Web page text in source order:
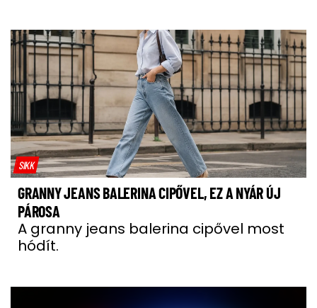
SIKK
GRANNY JEANS BALERINA CIPŐVEL, EZ A NYÁR ÚJ
PÁROSA
A granny jeans balerina cipővel most
hódít.